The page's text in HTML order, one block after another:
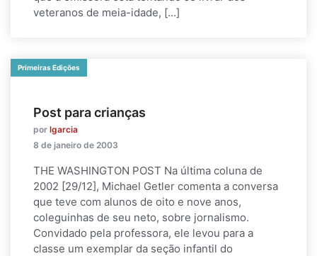
veteranos de meia-idade, […]
Primeiras Edições
Post para crianças
por lgarcia
8 de janeiro de 2003
THE WASHINGTON POST Na última coluna de
2002 [29/12], Michael Getler comenta a conversa
que teve com alunos de oito e nove anos,
coleguinhas de seu neto, sobre jornalismo.
Convidado pela professora, ele levou para a
classe um exemplar da seção infantil do